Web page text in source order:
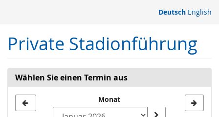
springen
Deutsch English
Private Stadionführung
Wählen Sie einen Termin aus
Monat